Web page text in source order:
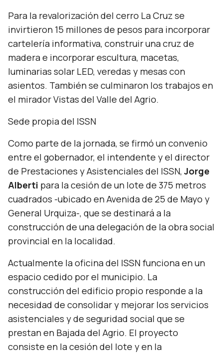
Para la revalorización del cerro La Cruz se
invirtieron 15 millones de pesos para incorporar
cartelería informativa, construir una cruz de
madera e incorporar escultura, macetas,
luminarias solar LED, veredas y mesas con
asientos. También se culminaron los trabajos en
el mirador Vistas del Valle del Agrio.
Sede propia del ISSN
Como parte de la jornada, se firmó un convenio
entre el gobernador, el intendente y el director
de Prestaciones y Asistenciales del ISSN,Jorge
Alberti para la cesión de un lote de 375 metros
cuadrados -ubicado en Avenida de 25 de Mayo y
General Urquiza-, que se destinará a la
construcción de una delegación de la obra social
provincial en la localidad.
Actualmente la oficina del ISSN funciona en un
espacio cedido por el municipio. La
construcción del edificio propio responde a la
necesidad de consolidar y mejorar los servicios
asistenciales y de seguridad social que se
prestan en Bajada del Agrio. El proyecto
consiste en la cesión del lote y en la